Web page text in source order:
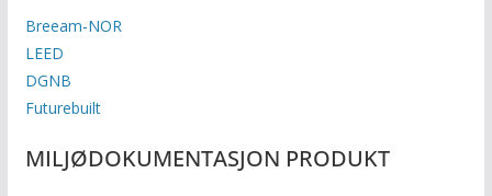
Breeam-NOR
LEED
DGNB
Futurebuilt
MILJØDOKUMENTASJON PRODUKT